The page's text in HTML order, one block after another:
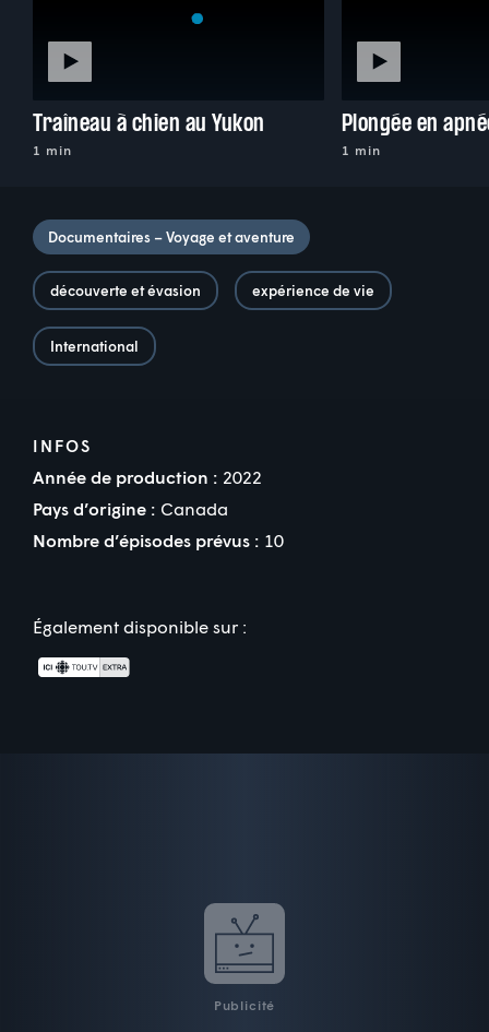
Traîneau à chien au Yukon
1 min
Plongée en
1 min
Documentaires – Voyage et aventure
découverte et évasion expérience de vie
International
INFOS
Année de production : 2022
Pays d’origine : Canada
Nombre d’épisodes prévus : 10
Également disponible sur :
Publicité